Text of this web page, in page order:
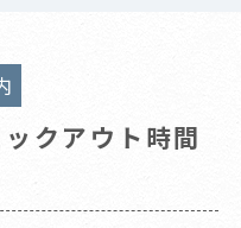
クアウト時間